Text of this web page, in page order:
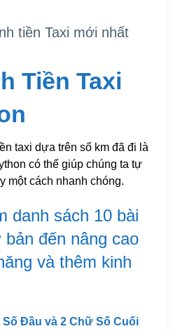
tiền Taxi mới nhất
Tiền Taxi
taxi dựa trên số km đã đi là
có thể giúp chúng ta tự
một cách nhanh chóng.
danh sách 10 bài
đến nâng cao
và thêm kinh
Số Đầu và 2 Chữ Số Cuối